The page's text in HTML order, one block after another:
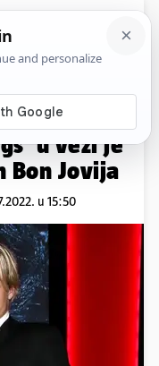
Komentari
u vezi je
Bon Jovija
u 15:50